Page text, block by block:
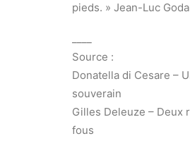
pieds. » Jean-Luc
Source :
Donatella di Cesare –
souverain
Gilles Deleuze – Deux
fous